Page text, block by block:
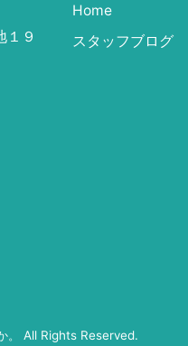
１９
Home
スタッフブログ
All Rights Reserved.